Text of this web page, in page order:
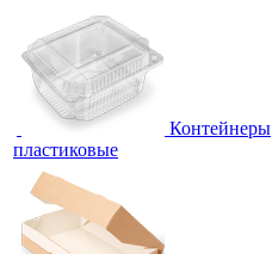
Контейнеры
пластиковые